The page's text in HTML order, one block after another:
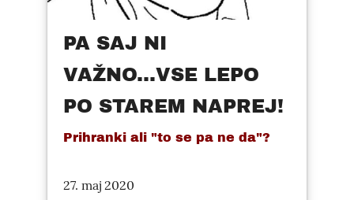
PA SAJ NI
VAŽNO...VSE LEPO
PO STAREM NAPREJ!
Prihranki ali "to se pa ne da"?
27. maj 2020